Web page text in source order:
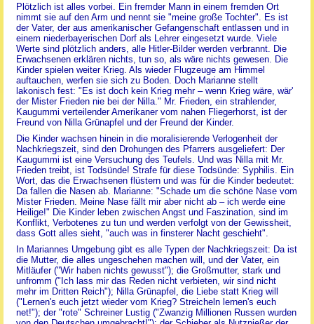
Plötzlich ist alles vorbei. Ein fremder Mann in einem fremden Ort
nimmt sie auf den Arm und nennt sie "meine große Tochter". Es ist
der Vater, der aus amerikanischer Gefangenschaft entlassen und in
einem niederbayerischen Dorf als Lehrer eingesetzt wurde. Viele
Werte sind plötzlich anders, alle Hitler-Bilder werden verbrannt. Die
Erwachsenen erklären nichts, tun so, als wäre nichts gewesen. Die
Kinder spielen weiter Krieg. Als wieder Flugzeuge am Himmel
auftauchen, werfen sie sich zu Boden. Doch Marianne stellt
lakonisch fest: "Es ist doch kein Krieg mehr – wenn Krieg wäre, wär'
der Mister Frieden nie bei der Nilla." Mr. Frieden, ein strahlender,
Kaugummi verteilender Amerikaner vom nahen Fliegerhorst, ist der
Freund von Nilla Grünapfel und der Freund der Kinder.
Die Kinder wachsen hinein in die moralisierende Verlogenheit der
Nachkriegszeit, sind den Drohungen des Pfarrers ausgeliefert: Der
Kaugummi ist eine Versuchung des Teufels. Und was Nilla mit Mr.
Frieden treibt, ist Todsünde! Strafe für diese Todsünde: Syphilis. Ein
Wort, das die Erwachsenen flüstern und was für die Kinder bedeutet:
Da fallen die Nasen ab. Marianne: "Schade um die schöne Nase vom
Mister Frieden. Meine Nase fällt mir aber nicht ab – ich werde eine
Heilige!" Die Kinder leben zwischen Angst und Faszination, sind im
Konflikt, Verbotenes zu tun und werden verfolgt von der Gewissheit,
dass Gott alles sieht, "auch was in finsterer Nacht geschieht".
In Mariannes Umgebung gibt es alle Typen der Nachkriegszeit: Da ist
die Mutter, die alles ungeschehen machen will, und der Vater, ein
Mitläufer ("Wir haben nichts gewusst"); die Großmutter, stark und
unfromm ("Ich lass mir das Reden nicht verbieten, wir sind nicht
mehr im Dritten Reich"); Nilla Grünapfel, die Liebe statt Krieg will
("Lernen's euch jetzt wieder vom Krieg? Streicheln lernen's euch
net!"); der "rote" Schreiner Lustig ("Zwanzig Millionen Russen wurden